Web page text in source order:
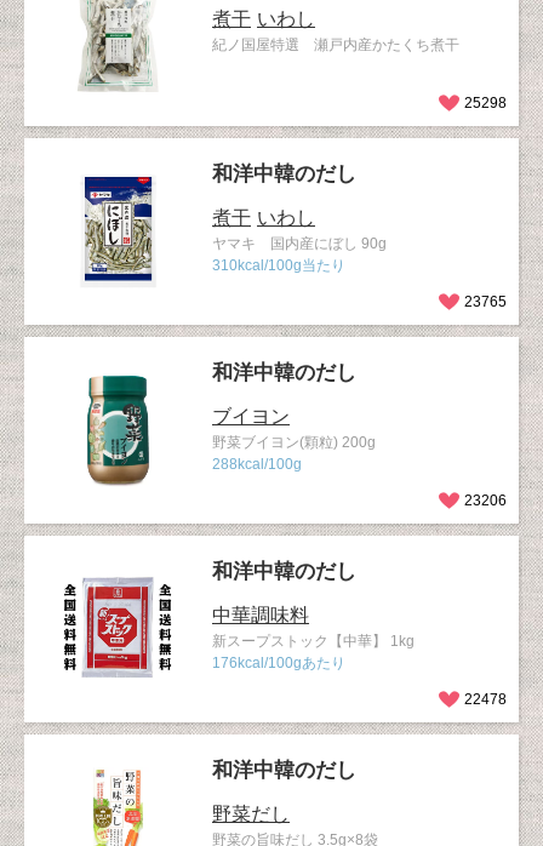
煮干 いわし
紀ノ国屋特選 瀬戸内産かたくち煮干
25298
和洋中韓のだし
煮干 いわし
ヤマキ 国内産にぼし 90g
310kcal/100g当たり
23765
和洋中韓のだし
ブイヨン
野菜ブイヨン(顆粒) 200g
288kcal/100g
23206
和洋中韓のだし
中華調味料
新スープストック【中華】 1kg
176kcal/100gあたり
22478
和洋中韓のだし
野菜だし
野菜の旨味だし 3.5g×8袋